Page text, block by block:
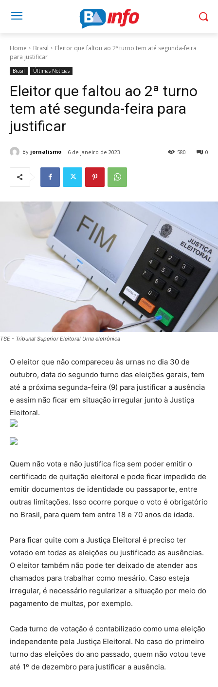
Home Brasil
Eleitor que faltou ao 2ª turno tem até segunda-feira
para justificar
Brasil Últimas Notícias
Eleitor que faltou ao 2ª turno
tem até segunda-feira para
justificar
By jornalismo 6 de janeiro de 2023 0
580
TSE - Tribunal Superior Eleitoral Urna eletrônica
O eleitor que não compareceu às urnas no dia 30 de
outubro, data do segundo turno das eleições gerais, tem
até a próxima segunda-feira (9) para justificar a ausência
e assim não ficar em situação irregular junto à Justiça
Eleitoral.
Quem não vota e não justifica fica sem poder emitir o
certificado de quitação eleitoral e pode ficar impedido de
emitir documentos de identidade ou passaporte, entre
outras limitações. Isso ocorre porque o voto é obrigatório
no Brasil, para quem tem entre 18 e 70 anos de idade.
Para ficar quite com a Justiça Eleitoral é preciso ter
votado em todas as eleições ou justificado as ausências.
O eleitor também não pode ter deixado de atender aos
chamados para trabalhar como mesário. Caso esteja
irregular, é necessário regularizar a situação por meio do
pagamento de multas, por exemplo.
Cada turno de votação é contabilizado como uma eleição
independente pela Justiça Eleitoral. No caso do primeiro
turno das eleições do ano passado, quem não votou teve
até 1º de dezembro para justificar a ausência.